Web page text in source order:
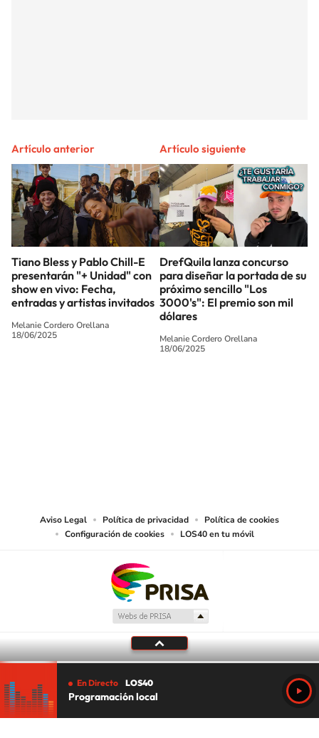
Artículo anterior
Tiano Bless y Pablo Chill-E
presentarán "+ Unidad" con
show en vivo: Fecha,
entradas y artistas invitados
Melanie Cordero Orellana
18/06/2025
Artículo siguiente
DrefQuila lanza concurso
para diseñar la portada de su
próximo sencillo "Los
3000's": El premio son mil
dólares
Melanie Cordero Orellana
18/06/2025
Aviso Legal Política de privacidad
Política de cookies
Configuración de cookies
LOS40 en tu móvil
En Directo LOS40
Programación local